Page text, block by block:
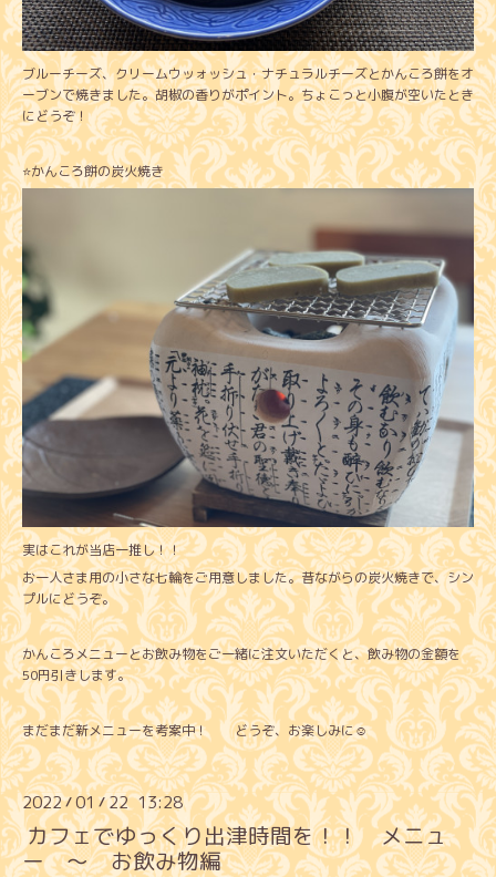
ブルーチーズ、クリームウッォッシュ・ナチュラルチーズとかんころ餅をオ
ーブンで焼きました。胡椒の香りがポイント。ちょこっと小腹が空いたとき
にどうぞ！
⭐️かんころ餅の炭火焼き
実はこれが当店一推し！！
お一人さま用の小さな七輪をご用意しました。昔ながらの炭火焼きで、シン
プルにどうぞ。
かんころメニューとお飲み物をご一緒に注文いただくと、飲み物の金額を
50円引きします。
まだまだ新メニューを考案中！ どうぞ、お楽しみに☺️
2022/01 /22 13:28
カフェでゆっくり出津時間を！！ メニュ
ー 〜 お飲み物編